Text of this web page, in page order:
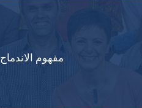
مفهوم الاندماج